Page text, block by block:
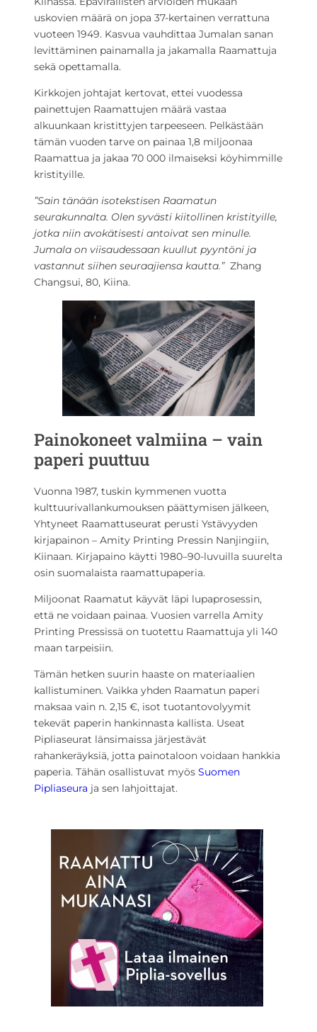
uskovien määrä on jopa 37-kertainen verrattuna
vuoteen 1949. Kasvua vauhdittaa Jumalan sanan
levittäminen painamalla ja jakamalla Raamattuja
sekä opettamalla.
Kirkkojen johtajat kertovat, ettei vuodessa
painettujen Raamattujen määrä vastaa
alkuunkaan kristittyjen tarpeeseen. Pelkästään
tämän vuoden tarve on painaa 1,8 miljoonaa
Raamattua ja jakaa 70 000 ilmaiseksi köyhimmille
kristityille.
”Sain tänään isotekstisen Raamatun
seurakunnalta. Olen syvästi kiitollinen kristityille,
jotka niin avokätisesti antoivat sen minulle.
Jumala on viisaudessaan kuullut pyyntöni ja
vastannut siihen seuraajiensa kautta.”Zhang
Changsui, 80, Kiina.
Painokoneet valmiina – vain
paperi puuttuu
Vuonna 1987, tuskin kymmenen vuotta
kulttuurivallankumouksen päättymisen jälkeen,
Yhtyneet Raamattuseurat perusti Ystävyyden
kirjapainon – Amity Printing Pressin Nanjingiin,
Kiinaan. Kirjapaino käytti 1980–90-luvuilla suurelta
osin suomalaista raamattupaperia.
Miljoonat Raamatut käyvät läpi lupaprosessin,
että ne voidaan painaa. Vuosien varrella Amity
Printing Pressissä on tuotettu Raamattuja yli 140
maan tarpeisiin.
Tämän hetken suurin haaste on materiaalien
kallistuminen. Vaikka yhden Raamatun paperi
maksaa vain n. 2,15 €, isot tuotantovolyymit
tekevät paperin hankinnasta kallista. Useat
Pipliaseurat länsimaissa järjestävät
rahankeräyksiä, jotta painotaloon voidaan hankkia
paperia. Tähän osallistuvat myös Suomen
Pipliaseura ja sen lahjoittajat.